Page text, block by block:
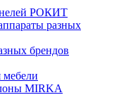
РОКИТ
разных
брендов
MIRKA